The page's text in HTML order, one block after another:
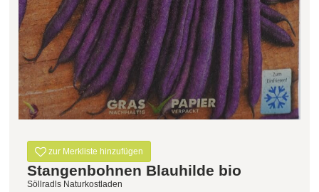
Filter zurücksetzen
zur Merkliste hinzufügen
Stangenbohnen Blauhilde bio
Söllradls Naturkostladen